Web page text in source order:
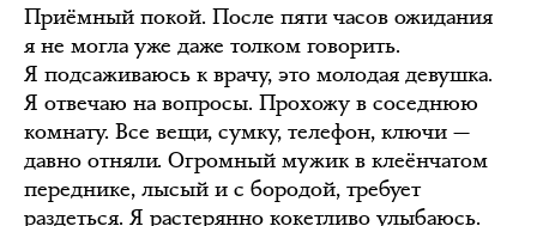
Приёмный покой. После пяти часов ожидания
я не могла уже даже толком говорить.
Я подсаживаюсь к врачу, это молодая девушка.
Я отвечаю на вопросы. Прохожу в соседнюю
комнату. Все вещи, сумку, телефон, ключи —
давно отняли. Огромный мужик в клеёнчатом
переднике, лысый и с бородой, требует
раздеться. Я растерянно кокетливо улыбаюсь.